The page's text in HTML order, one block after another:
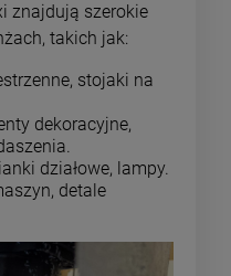
znajdują szerokie
takich jak:
stojaki na
dekoracyjne,
działowe, lampy.
detale